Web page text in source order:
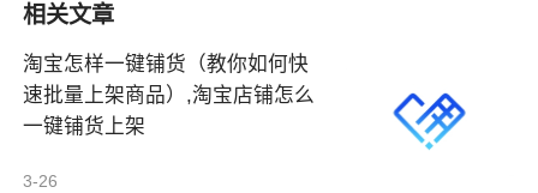
相关文章
淘宝怎样一键铺货（教你如何快
速批量上架商品）,淘宝店铺怎么
一键铺货上架
3-26